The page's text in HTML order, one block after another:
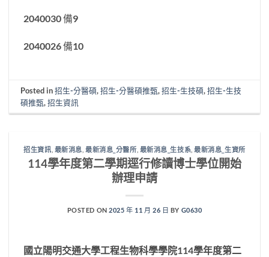
2040030 備9
2040026 備10
Posted in招生-分醫碩,招生-分醫碩推甄,招生-生技碩,招生-生技
碩推甄,招生資訊
招生資訊 最新消息 ,最新消息_分醫所 最新消息_生技系 ,最新消息_生資所
114學年度第二學期逕行修讀博士學位開始
辦理申請
POSTED ON2025 年 11 月 26 日 BY G0630
國立陽明交通大學工程生物科學學院114學年度第二